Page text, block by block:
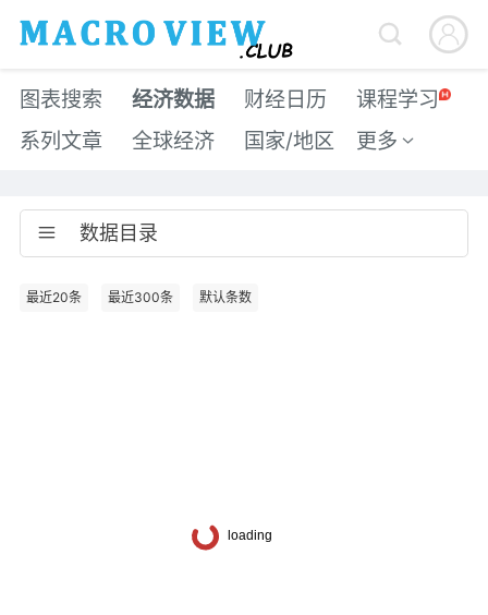


图表搜索 经济数据 财经日历
课程学习
系列文章
全球经济 国家/地区 更多 
 数据目录
最近20条 最近300条 默认条数